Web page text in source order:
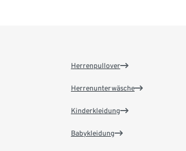
Herrenpullover
Herrenunterwäsche
Kinderkleidung
Babykleidung